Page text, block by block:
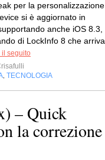
per la personalizzazione
si è aggiornato in
anche iOS 8.3,
di LockInfo 8 che arriva
il seguito
TECNOLOGIA
– Quick
la correzione